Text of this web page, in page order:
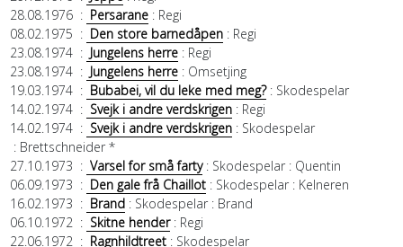
28.08.1976: Persarane: Regi
08.02.1975 : Den store barnedåpen: Regi
23.08.1974: Jungelens herre: Regi
23.08.1974: Jungelens herre: Omsetjing
19.03.1974: Bubabei, vil du leke med meg?: Skodespelar
14.02.1974: Svejk i andre verdskrigen: Regi
14.02.1974: Svejk i andre verdskrigen: Skodespelar
: Brettschneider *
27.10.1973 : Varsel for små farty: Skodespelar: Quentin
06.09.1973 : Den gale frå Chaillot: Skodespelar: Kelneren
16.02.1973 : Brand: Skodespelar: Brand
06.10.1972: Skitne hender: Regi
22.06.1972: Ragnhildtreet: Skodespelar